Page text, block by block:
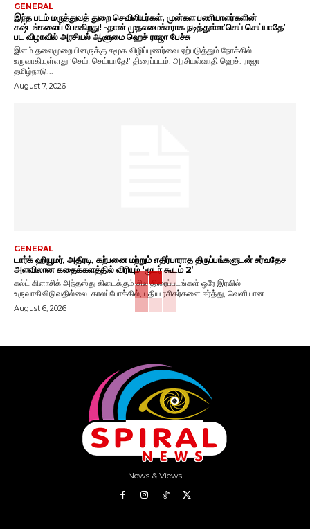
GENERAL
இந்த படம் மருத்துவத் துறை செவிலியர்கள், முன்கள பணியாளர்களின்
கஷ்டங்களைப் பேசுகிறது! -தான் முதலமைச்சராக நடித்துள்ள’செய் செய்யாதே’
பட விழாவில் அரசியல் ஆளுமை ஹெச் ராஜா பேச்சு
இளம் தலைமுறையினருக்கு சமூக விழிப்புணர்வை ஏற்படுத்தும் நோக்கில்
உருவாகியுள்ளது ‘செய்! செய்யாதே!’ திரைப்படம். அரசியல்வாதி ஹெச். ராஜா
தமிழ்நாடு...
August 7, 2026
GENERAL
டார்க் ஹியூமர், அதிரடி, கற்பனை மற்றும் எதிர்பாராத திருப்பங்களுடன் சர்வதேச
அளவிலான கதைக்களத்தில் விரியும் ‘மூடர் கூடம் 2’
கல்ட் கிளாசிக் அந்தஸ்து கிடைக்கும் சில திரைப்படங்கள் ஒரே இரவில்
உருவாகிவிடுவதில்லை. காலப்போக்கில், புதிய ரசிகர்களை ஈர்த்து, வெளியான...
August 6, 2026
News & Views